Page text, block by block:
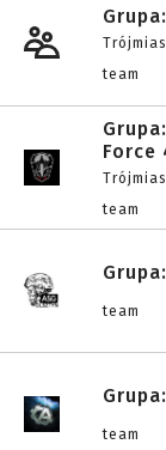
team
Force
team
team
team